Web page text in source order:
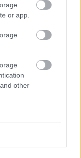
or app.
other
Az első két
a
is van, a